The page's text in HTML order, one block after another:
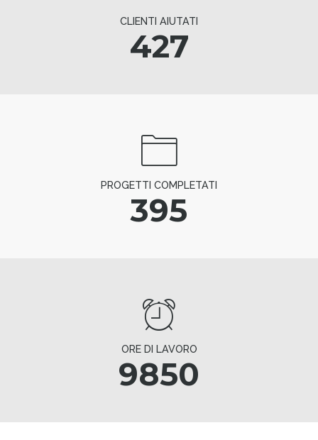
CLIENTI AIUTATI
427
PROGETTI COMPLETATI
395
ORE DI LAVORO
9850